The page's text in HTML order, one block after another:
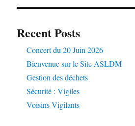
Recent Posts
Concert du 20 Juin 2026
Bienvenue sur le Site ASLDM
Gestion des déchets
Sécurité : Vigiles
Voisins Vigilants